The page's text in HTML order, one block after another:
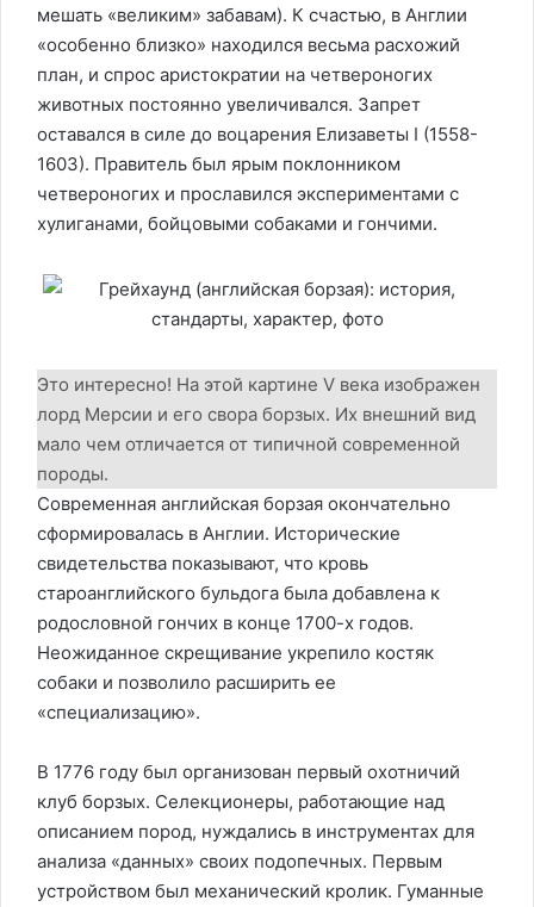
мешать «великим» забавам). К счастью, в Англии
«особенно близко» находился весьма расхожий
план, и спрос аристократии на четвероногих
животных постоянно увеличивался. Запрет
оставался в силе до воцарения Елизаветы I (1558-
1603). Правитель был ярым поклонником
четвероногих и прославился экспериментами с
хулиганами, бойцовыми собаками и гончими.
Это интересно! На этой картине V века изображен
лорд Мерсии и его свора борзых. Их внешний вид
мало чем отличается от типичной современной
породы.
Современная английская борзая окончательно
сформировалась в Англии. Исторические
свидетельства показывают, что кровь
староанглийского бульдога была добавлена к
родословной гончих в конце 1700-х годов.
Неожиданное скрещивание укрепило костяк
собаки и позволило расширить ее
«специализацию».
В 1776 году был организован первый охотничий
клуб борзых. Селекционеры, работающие над
описанием пород, нуждались в инструментах для
анализа «данных» своих подопечных. Первым
устройством был механический кролик. Гуманные